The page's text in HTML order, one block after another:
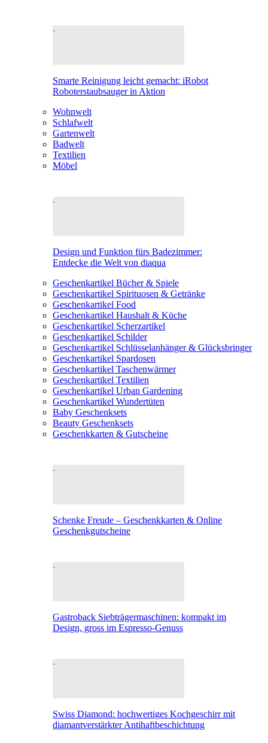
Smarte Reinigung leicht gemacht: iRobot
Roboterstaubsauger in Aktion
Wohnwelt
Schlafwelt
Gartenwelt
Badwelt
Textilien
Möbel
Design und Funktion fürs Badezimmer:
Entdecke die Welt von diaqua
Geschenkartikel Bücher & Spiele
Geschenkartikel Spirituosen & Getränke
Geschenkartikel Food
Geschenkartikel Haushalt & Küche
Geschenkartikel Scherzartikel
Geschenkartikel Schilder
Geschenkartikel Schlüsselanhänger & Glücksbringer
Geschenkartikel Spardosen
Geschenkartikel Taschenwärmer
Geschenkartikel Textilien
Geschenkartikel Urban Gardening
Geschenkartikel Wundertüten
Baby Geschenksets
Beauty Geschenksets
Geschenkkarten & Gutscheine
Schenke Freude – Geschenkkarten & Online
Geschenkgutscheine
Gastroback Siebträgermaschinen: kompakt im
Design, gross im Espresso-Genuss
Swiss Diamond: hochwertiges Kochgeschirr mit
diamantverstärkter Antihaftbeschichtung